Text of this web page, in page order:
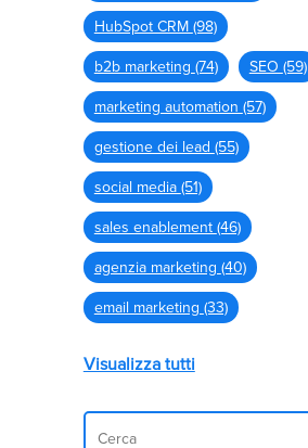
HubSpot CRM (98)
b2b marketing (74) SEO (59)
marketing automation (57)
gestione dei lead (55)
social media (51)
sales enablement (46)
agenzia marketing (40)
email marketing (33)
Visualizza tutti